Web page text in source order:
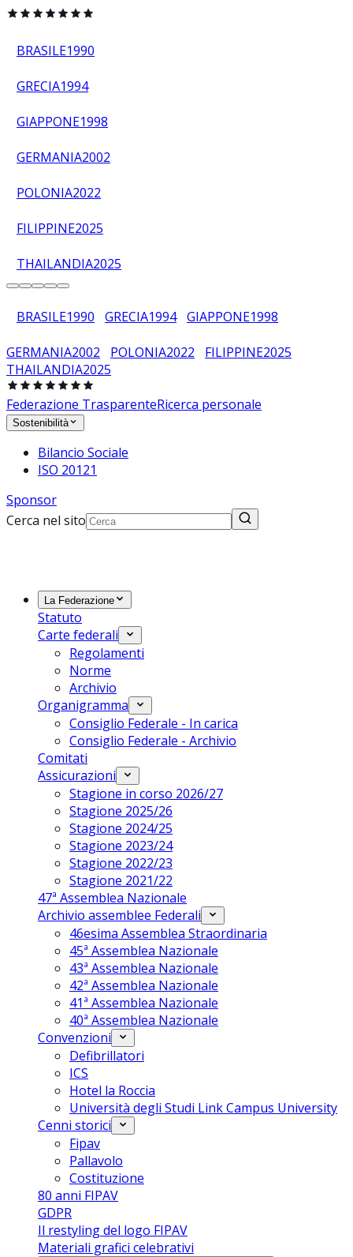
BRASILE1990
GRECIA1994
GIAPPONE1998
GERMANIA2002
POLONIA2022
FILIPPINE2025
THAILANDIA2025
BRASILE1990 GRECIA1994 GIAPPONE1998
GERMANIA2002 POLONIA2022 FILIPPINE2025
THAILANDIA2025
Federazione TrasparenteRicerca personale
Sostenibilità
Bilancio Sociale
ISO 20121
Sponsor
Cerca nel sito
La Federazione
Statuto
Carte federali
Regolamenti
Norme
Archivio
Organigramma
Consiglio Federale - In carica
Consiglio Federale - Archivio
Comitati
Assicurazioni
Stagione in corso 2026/27
Stagione 2025/26
Stagione 2024/25
Stagione 2023/24
Stagione 2022/23
Stagione 2021/22
47ª Assemblea Nazionale
Archivio assemblee Federali
46esima Assemblea Straordinaria
45ª Assemblea Nazionale
43ª Assemblea Nazionale
42ª Assemblea Nazionale
41ª Assemblea Nazionale
40ª Assemblea Nazionale
Convenzioni
Defibrillatori
ICS
Hotel la Roccia
Università degli Studi Link Campus University
Cenni storici
Fipav
Pallavolo
Costituzione
80 anni FIPAV
GDPR
Il restyling del logo FIPAV
Materiali grafici celebrativi